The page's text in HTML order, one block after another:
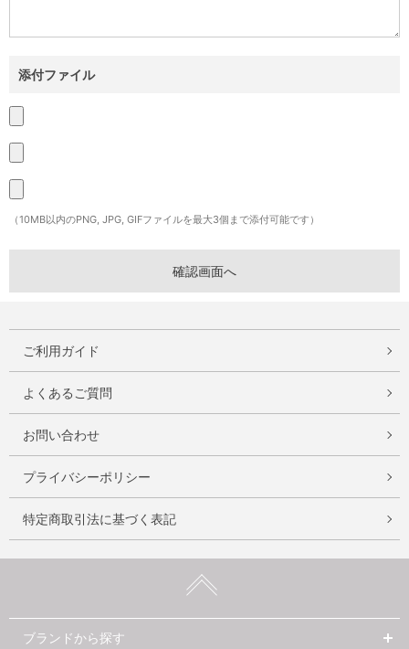
添付ファイル
（10MB以内のPNG, JPG, GIFファイルを最大3個まで添付可能です）
ご利用ガイド
よくあるご質問
お問い合わせ
プライバシーポリシー
特定商取引法に基づく表記
ブランドから探す